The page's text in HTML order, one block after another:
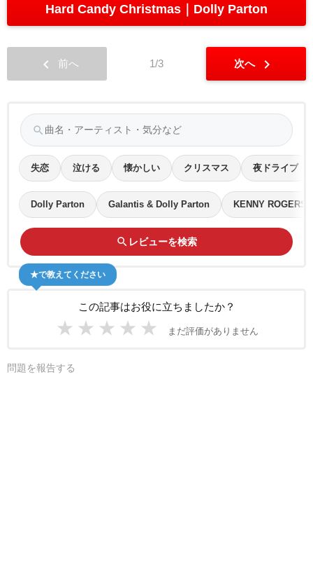
Hard Candy Christmas Dolly Parton
chevron_left 前へ 1/3 次へ chevron_right
search
失恋 泣ける 懐かしい クリスマス 夜ドライブ
Dolly Parton Galantis & Dolly Parton KENNY ROGERS
search レビューを検索
この記事はお役に立ちましたか？
★ ★ ★ ★ ★ まだ評価がありません
★で教えてください
問題を報告する